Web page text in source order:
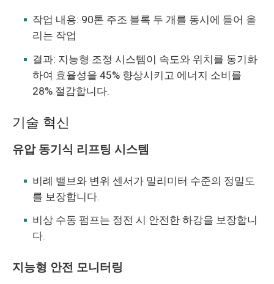
작업 내용: 90톤 주조 블록 두 개를 동시에 들어 올
리는 작업
결과: 지능형 조정 시스템이 속도와 위치를 동기화
하여 효율성을 45% 향상시키고 에너지 소비를
28% 절감합니다.
기술 혁신
유압 동기식 리프팅 시스템
비례 밸브와 변위 센서가 밀리미터 수준의 정밀도
를 보장합니다.
비상 수동 펌프는 정전 시 안전한 하강을 보장합니
다.
지능형 안전 모니터링